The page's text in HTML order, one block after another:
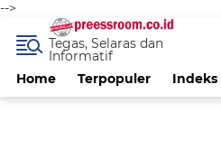
-->
Home Terpopuler Indeks
Tegas, Selaras dan
Informatif